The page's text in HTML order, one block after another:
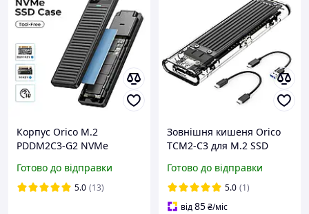
Корпус Orico M.2
PDDM2C3-G2 NVMe
кишеня Type C
Готово до відправки
5.0 (13)
Зовнішня кишеня Orico
TCM2-C3 для M.2 SSD
Type-C до 10 Гбіт, Чорний
Готово до відправки
5.0 (1)
від85₴/міс